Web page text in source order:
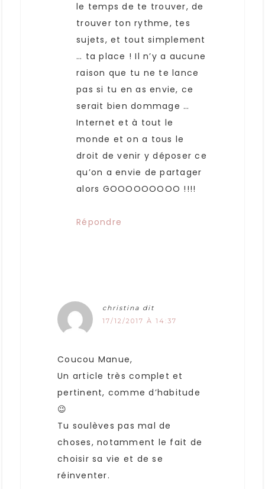
le temps de te trouver, de
trouver ton rythme, tes
sujets, et tout simplement
… ta place ! Il n’y a aucune
raison que tu ne te lance
pas si tu en as envie, ce
serait bien dommage …
Internet et à tout le
monde et on a tous le
droit de venir y déposer ce
qu’on a envie de partager
alors GOOOOOOOOO !!!!
Répondre
christina dit
17/12/2017 À 14:37
Coucou Manue,
Un article très complet et
pertinent, comme d’habitude
😉
Tu soulèves pas mal de
choses, notamment le fait de
choisir sa vie et de se
réinventer.